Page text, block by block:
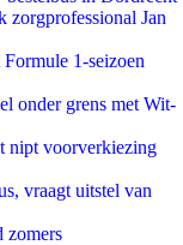
Jan
1-seizoen
onder grens met Wit-
nipt voorverkiezing
vraagt uitstel van
zomers